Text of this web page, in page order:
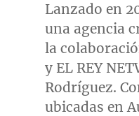
Lanzado en
una agencia
la
y EL REY
Rodríguez.
ubicadas en